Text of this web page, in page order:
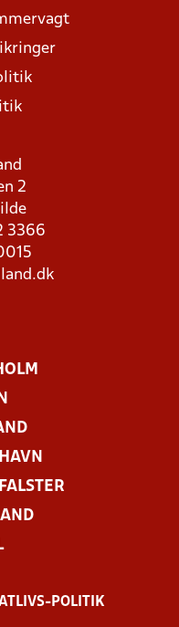
2
3366
POLITIK